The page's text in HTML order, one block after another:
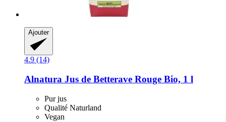
Ajouter
4.9 (14)
Alnatura Jus de Betterave Rouge Bio, 1 l
Pur jus
Qualité Naturland
Vegan